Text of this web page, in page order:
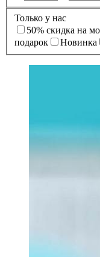
Только у нас
50% cкидка на
подарок
Новинка